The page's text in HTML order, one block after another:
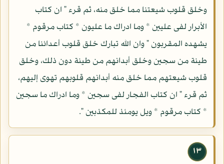
وخلق قلوب شيعتنا مما خلق منه، ثم قرء " ان كتاب
الأبرار لفى عليين * وما ادراك ما عليون * كتاب مرقوم *
يشهده المقربون " وان الله تبارك خلق قلوب أعدائنا من
طينة من سجين وخلق أبدانهم من طينة دون ذلك، وخلق
قلوب شيعتهم مما خلق منه أبدانهم قلوبهم تهوى إليهم،
ثم قرء " ان كتاب الفجار لفى سجين * وما ادراك ما سجين
* كتاب مرقوم * ويل يومئذ للمكذبين ".
١٣